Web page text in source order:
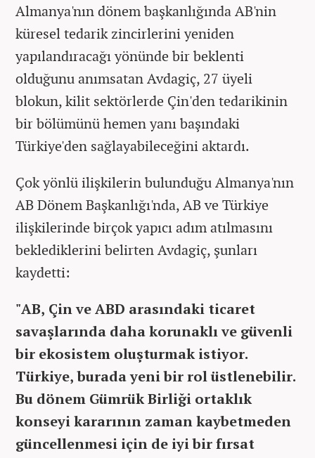
Almanya'nın dönem başkanlığında AB'nin
küresel tedarik zincirlerini yeniden
yapılandıracağı yönünde bir beklenti
olduğunu anımsatan Avdagiç, 27 üyeli
blokun, kilit sektörlerde Çin'den tedarikinin
bir bölümünü hemen yanı başındaki
Türkiye'den sağlayabileceğini aktardı.
Çok yönlü ilişkilerin bulunduğu Almanya'nın
AB Dönem Başkanlığı'nda, AB ve Türkiye
ilişkilerinde birçok yapıcı adım atılmasını
beklediklerini belirten Avdagiç, şunları
kaydetti:
"AB, Çin ve ABD arasındaki ticaret
savaşlarında daha korunaklı ve güvenli
bir ekosistem oluşturmak istiyor.
Türkiye, burada yeni bir rol üstlenebilir.
Bu dönem Gümrük Birliği ortaklık
konseyi kararının zaman kaybetmeden
güncellenmesi için de iyi bir fırsat